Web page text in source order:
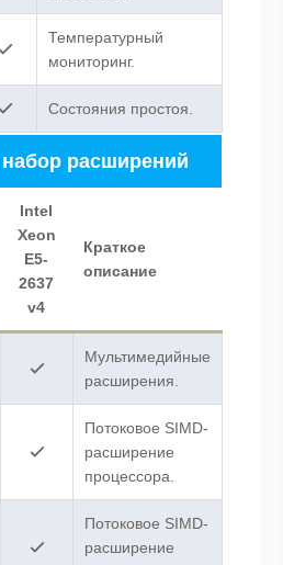
Температурный
мониторинг.
Состояния простоя.
расширений
Intel
Xeon
E5-
2637
v4
Краткое
описание
Мультимедийные
расширения.
Потоковое SIMD-
расширение
процессора.
Потоковое SIMD-
расширение